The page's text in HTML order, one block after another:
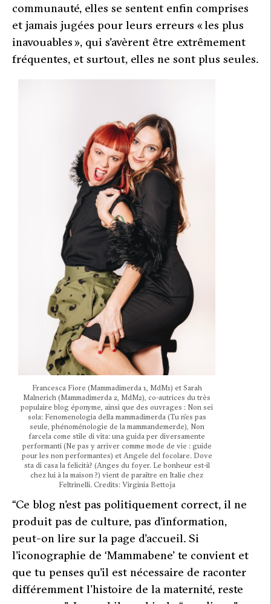
communauté, elles se sentent enfin comprises
et jamais jugées pour leurs erreurs « les plus
inavouables », qui s’avèrent être extrêmement
fréquentes, et surtout, elles ne sont plus seules.
Francesca Fiore (Mammadimerda 1, MdM1) et Sarah
Malnerich (Mammadimerda 2, MdM2), co-autrices du très
populaire blog éponyme, ainsi que des ouvrages : Non sei
sola: Fenomenologia della mammadimerda (Tu n’es pas
seule, phénoménologie de la mammandemerde), Non
farcela come stile di vita: una guida per diversamente
performanti (Ne pas y arriver comme mode de vie : guide
pour les non performantes) et Angele del focolare. Dove
sta di casa la felicità? (Anges du foyer. Le bonheur est-il
chez lui à la maison ?) vient de paraître en Italie chez
Feltrinelli. Credits: Virginia Bettoja
“Ce blog n’est pas politiquement correct, il ne
produit pas de culture, pas d’information,
peut-on lire sur la page d’accueil. Si
l’iconographie de ‘Mammabene’ te convient et
que tu penses qu’il est nécessaire de raconter
différemment l’histoire de la maternité, reste